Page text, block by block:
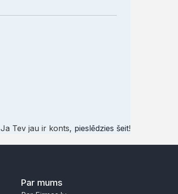
Ja Tev jau ir konts, pieslēdzies šeit!
Par mums